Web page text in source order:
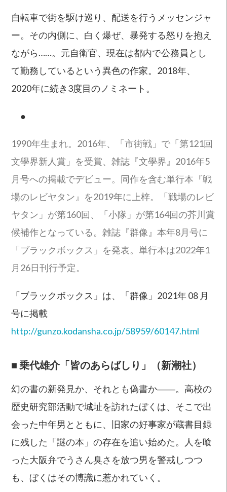
自転車で街を駆け巡り、配送を行うメッセンジャ
ー。その内側に、白く爆ぜ、暴発する怒りを抱え
ながら……。元自衛官、現在は都内で公務員とし
て勤務しているという異色の作家。2018年、
2020年に続き3度目のノミネート。
●
1990年生まれ。2016年、「市街戦」で「第121回
文學界新人賞」を受賞、雑誌『文學界』2016年5
月号への掲載でデビュー。同作を含む単行本『戦
場のレビヤタン』を2019年に上梓。「戦場のレビ
ヤタン」が第160回、「小隊」が第164回の芥川賞
候補作となっている。雑誌『群像』本年8月号に
「ブラックボックス」を発表。単行本は2022年1
月26日刊行予定。
「ブラックボックス」は、「群像」2021年 08 月
号に掲載
http://gunzo.kodansha.co.jp/58959/60147.html
■ 乗代雄介「皆のあらばしり」（新潮社）
幻の書の新発見か、それとも偽書か――。高校の
歴史研究部活動で城址を訪れたぼくは、そこで出
会った中年男とともに、旧家の好事家が蔵書目録
に残した「謎の本」の存在を追い始めた。人を喰
った大阪弁でうさん臭さを放つ男を警戒しつつ
も、ぼくはその博識に惹かれていく。